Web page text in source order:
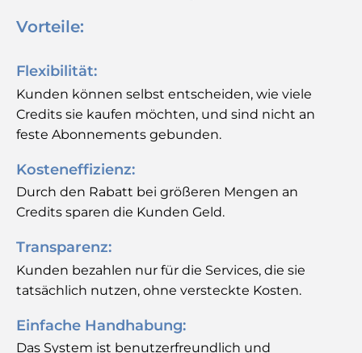
Vorteile:
Flexibilität:
Kunden können selbst entscheiden, wie viele
Credits sie kaufen möchten, und sind nicht an
feste Abonnements gebunden.
Kosteneffizienz:
Durch den Rabatt bei größeren Mengen an
Credits sparen die Kunden Geld.
Transparenz:
Kunden bezahlen nur für die Services, die sie
tatsächlich nutzen, ohne versteckte Kosten.
Einfache Handhabung:
Das System ist benutzerfreundlich und